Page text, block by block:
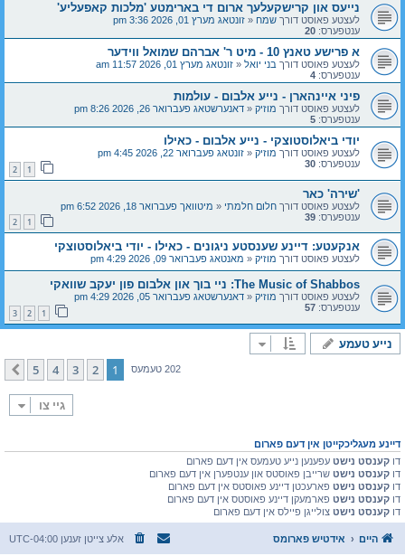
נייעס און קרישקעלעך ארום די בארימטע 'מלכות קאפעליע'
לעצטע פאוסט דורך שמח « זונטאג מערץ 01, 2026 3:36 pm
ענטפערס: 20
א פרישע טאנץ 10 - מיט ר' אברהם שמואל ווידער
לעצטע פאוסט דורך בני יואל « זונטאג מערץ 01, 2026 11:57 am
ענטפערס: 4
פיני איינהארן - נייע אלבום - עולמות
לעצטע פאוסט דורך מוזיק « דאנערשטאג פעברואר 26, 2026 8:26 pm
ענטפערס: 5
יודי ביאלוסטוצקי - נייע אלבום - כאילו
לעצטע פאוסט דורך מוזיק « זונטאג פעברואר 22, 2026 4:45 pm
ענטפערס: 30
1
2
'שירה' כאר
לעצטע פאוסט דורך חלום חלמתי « מיטוואך פעברואר 18, 2026 6:52 pm
ענטפערס: 39
1
2
אנקעטע: דיינע שענסטע ניגונים - כאילו - יודי ביאלוסטוצקי
לעצטע פאוסט דורך מוזיק « מאנטאג פעברואר 09, 2026 4:29 pm
The Music of Shabbos: ניי בוך און אלבום פון יעקב שוואקי
לעצטע פאוסט דורך מוזיק « דאנערשטאג פעברואר 05, 2026 4:29 pm
ענטפערס: 57
1
2
3
נייע טעמע
202 טעמעס 1
2
3
4
5
קומענדיגע
גיי צו
דיינע מעגליכקייטן אין דעם פארום
דו קענסט נישט עפענען נייע טעמעס אין דעם פארום
דו קענסט נישט שרייבן פאוסטס און ענטפערן אין דעם פארום
דו קענסט נישט פארעכטן דיינע פאוסטס אין דעם פארום
דו קענסט נישט פארמעקן דיינע פאוסטס אין דעם פארום
דו קענסט נישט צולייגן פיילס אין דעם פארום
היים אידטיש פארומס אלע צייטן זענען UTC-04:00